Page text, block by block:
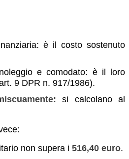
è il costo sostenuto
e comodato: è il loro
9 DPR n. 917/1986).
si calcolano al
non supera i516,40 euro.